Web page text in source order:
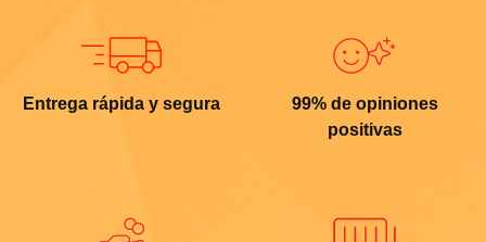
Entrega rápida y segura
99% de opiniones
positivas